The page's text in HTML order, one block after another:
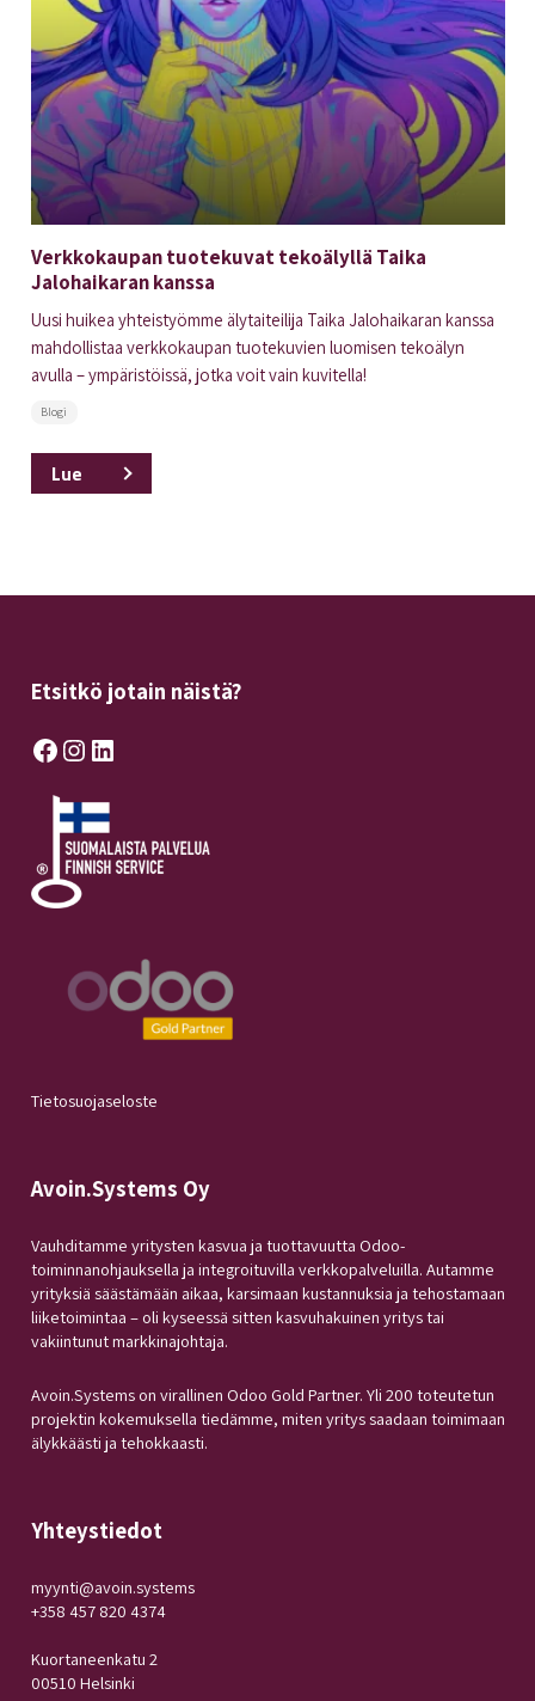
Verkkokaupan tuotekuvat tekoälyllä Taika
Jalohaikaran kanssa
Uusi huikea yhteistyömme älytaiteilija Taika Jalohaikaran kanssa
mahdollistaa verkkokaupan tuotekuvien luomisen tekoälyn
avulla – ympäristöissä, jotka voit vain kuvitella!
Blogi
Lue
Etsitkö jotain näistä?
Facebook Instagram LinkedIn
Tietosuojaseloste
Avoin.Systems Oy
Vauhditamme yritysten kasvua ja tuottavuutta Odoo-
toiminnanohjauksella ja integroituvilla verkkopalveluilla. Autamme
yrityksiä säästämään aikaa, karsimaan kustannuksia ja tehostamaan
liiketoimintaa – oli kyseessä sitten kasvuhakuinen yritys tai
vakiintunut markkinajohtaja.
Avoin.Systems on virallinen Odoo Gold Partner. Yli 200 toteutetun
projektin kokemuksella tiedämme, miten yritys saadaan toimimaan
älykkäästi ja tehokkaasti.
Yhteystiedot
myynti@avoin.systems
+358 457 820 4374
Kuortaneenkatu 2
00510 Helsinki